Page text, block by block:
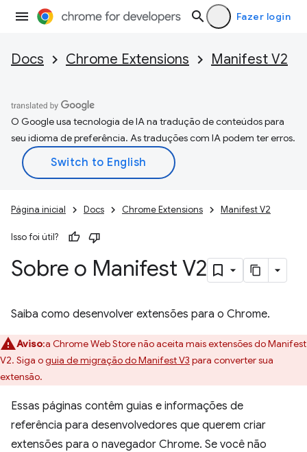
Fazer login
Docs Chrome Extensions Manifest V2
O Google usa tecnologia de IA na tradução de conteúdos para
seu idioma de preferência. As traduções com IA podem ter erros.
Página inicial Docs Chrome Extensions Manifest V2
Isso foi útil?
Sobre o Manifest V2
Saiba como desenvolver extensões para o Chrome.
Aviso:a Chrome Web Store não aceita mais extensões do Manifest
V2. Siga oguia de migração do Manifest V3 para converter sua
extensão.
Essas páginas contêm guias e informações de
referência para desenvolvedores que querem criar
extensões para o navegador Chrome. Se você não